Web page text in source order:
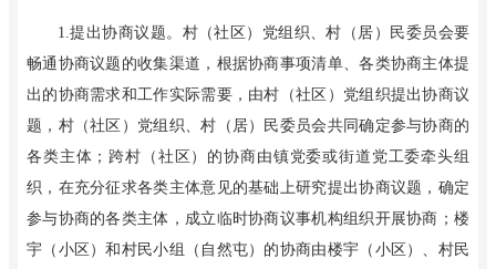
1.提出协商议题。村（社区）党组织、村（居）民委员会要
畅通协商议题的收集渠道，根据协商事项清单、各类协商主体提
出的协商需求和工作实际需要，由村（社区）党组织提出协商议
题，村（社区）党组织、村（居）民委员会共同确定参与协商的
各类主体；跨村（社区）的协商由镇党委或街道党工委牵头组
织，在充分征求各类主体意见的基础上研究提出协商议题，确定
参与协商的各类主体，成立临时协商议事机构组织开展协商；楼
宇（小区）和村民小组（自然屯）的协商由楼宇（小区）、村民